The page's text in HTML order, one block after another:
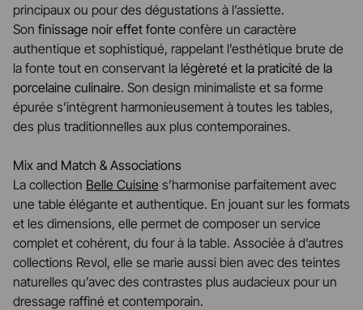
principaux ou pour des dégustations à l’assiette.
Son finissage noir effet fonte confère un caractère
authentique et sophistiqué, rappelant l’esthétique brute de
la fonte tout en conservant la légèreté et la praticité de la
porcelaine culinaire. Son design minimaliste et sa forme
épurée s’intègrent harmonieusement à toutes les tables,
des plus traditionnelles aux plus contemporaines.
Mix and Match & Associations
La collection Belle Cuisine s’harmonise parfaitement avec
une table élégante et authentique. En jouant sur les formats
et les dimensions, elle permet de composer un service
complet et cohérent, du four à la table. Associée à d’autres
collections Revol, elle se marie aussi bien avec des teintes
naturelles qu’avec des contrastes plus audacieux pour un
dressage raffiné et contemporain.